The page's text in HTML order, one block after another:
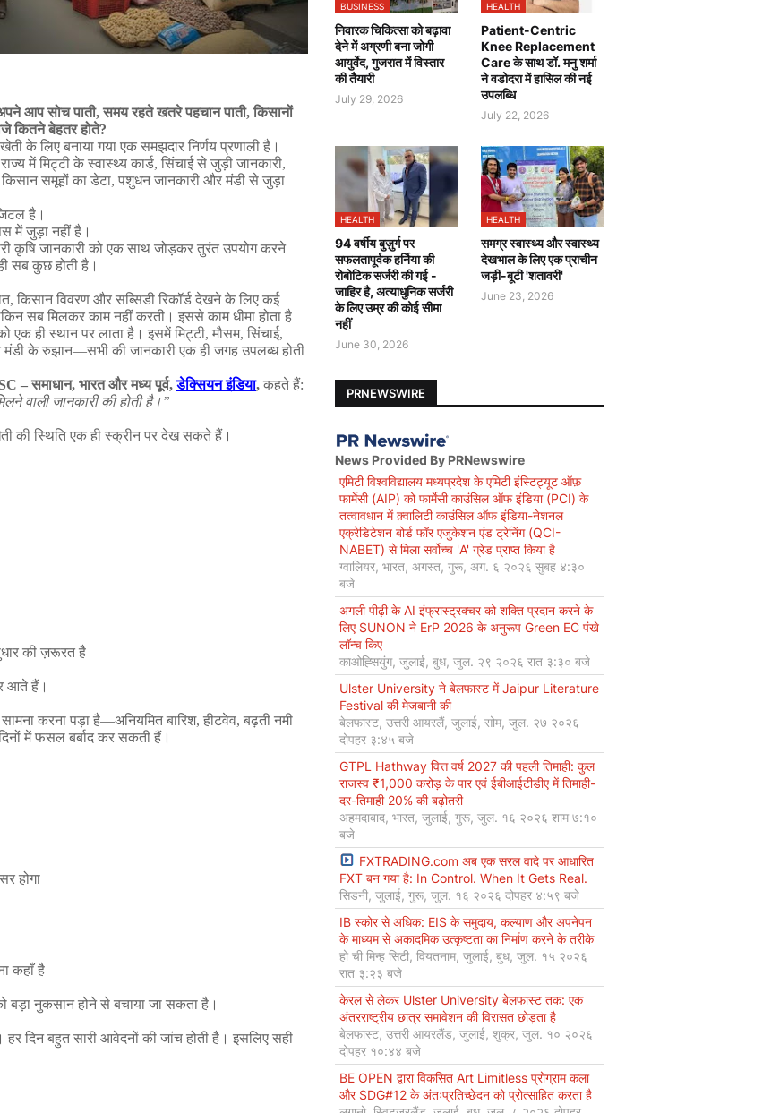
आप सोच पाती,समय रहते खतरे पहचान पाती,किसानों
कितने बेहतर होते?
खेती के लिए बनाया गया एक समझदार निर्णय प्रणाली है।
राज्य में मिट्टी के स्वास्थ्य कार्ड, सिंचाई से जुड़ी जानकारी,
किसान समूहों का डेटा, पशुधन जानकारी और मंडी से जुड़ा
है।
में जुड़ा नहीं है।
कृषि जानकारी को एक साथ जोड़कर तुरंत उपयोग करने
सब कुछ होती है।
, किसान विवरण और सब्सिडी रिकॉर्ड देखने के लिए कई
सब मिलकर काम नहीं करती। इससे काम धीमा होता है
एक ही स्थान पर लाता है। इसमें मिट्टी, मौसम, सिंचाई,
मंडी के रुझान—सभी की जानकारी एक ही जगह उपलब्ध होती
–समाधान, भारत और मध्य पूर्व,डेक्सियन इंडिया, कहते हैं:
वाली जानकारी की होती है। ”
की स्थिति एक ही स्क्रीन पर देख सकते हैं।
की ज़रूरत है
आते हैं।
सामना करना पड़ा है—अनियमित बारिश, हीटवेव, बढ़ती नमी
में फसल बर्बाद कर सकती हैं।
होगा
कहाँ है
बड़ा नुकसान होने से बचाया जा सकता है।
हर दिन बहुत सारी आवेदनों की जांच होती है। इसलिए सही
BUSINESS
निवारक चिकित्सा को बढ़ावा
देने में अग्रणी बना जोगी
आयुर्वेद, गुजरात में विस्तार
की तैयारी
July 29, 2026
HEALTH
Patient-Centric
Knee Replacement
Care के साथ डॉ. मनु शर्मा
ने वडोदरा में हासिल की नई
उपलब्धि
July 22, 2026
HEALTH
94 वर्षीय बुज़ुर्ग पर
सफलतापूर्वक हर्निया की
रोबोटिक सर्जरी की गई -
जाहिर है, अत्याधुनिक सर्जरी
के लिए उम्र की कोई सीमा
नहीं
June 30, 2026
HEALTH
समग्र स्वास्थ्य और स्वास्थ्य
देखभाल के लिए एक प्राचीन
जड़ी-बूटी 'शतावरी'
June 23, 2026
PRNEWSWIRE
News Provided By PRNewswire
एमिटी विश्वविद्यालय मध्यप्रदेश के एमिटी इंस्टिट्यूट ऑफ़
फार्मेसी (AIP) को फार्मेसी काउंसिल ऑफ इंडिया (PCI) के
तत्वावधान में क़्वालिटी काउंसिल ऑफ इंडिया-नेशनल
एक्रेडिटेशन बोर्ड फॉर एजुकेशन एंड ट्रेनिंग (QCI-
NABET) से मिला सर्वोच्च 'A' ग्रेड प्राप्त किया है
ग्वालियर, भारत, अगस्त, गुरू, अग. ६ २०२६ सुबह ४:३०
बजे
अगली पीढ़ी के AI इंफ्रास्ट्रक्चर को शक्ति प्रदान करने के
लिए SUNON ने ErP 2026 के अनुरूप Green EC पंखे
लॉन्च किए
काओह्सियुंग, जुलाई, बुध, जुल. २९ २०२६ रात ३:३० बजे
Ulster University ने बेलफास्ट में Jaipur Literature
Festival की मेजबानी की
बेलफास्ट, उत्तरी आयरलैं, जुलाई, सोम, जुल. २७ २०२६
दोपहर ३:४५ बजे
GTPL Hathway वित्त वर्ष 2027 की पहली तिमाही: कुल
राजस्व ₹1,000 करोड़ के पार एवं ईबीआईटीडीए में तिमाही-
दर-तिमाही 20% की बढ़ोतरी
अहमदाबाद, भारत, जुलाई, गुरू, जुल. १६ २०२६ शाम ७:१०
बजे
FXTRADING.com अब एक सरल वादे पर आधारित
FXT बन गया है: In Control. When It Gets Real.
सिडनी, जुलाई, गुरू, जुल. १६ २०२६ दोपहर ४:५९ बजे
IB स्कोर से अधिक: EIS के समुदाय, कल्याण और अपनेपन
के माध्यम से अकादमिक उत्कृष्टता का निर्माण करने के तरीके
हो ची मिन्ह सिटी, वियतनाम, जुलाई, बुध, जुल. १५ २०२६
रात ३:२३ बजे
केरल से लेकर Ulster University बेलफास्ट तक: एक
अंतरराष्ट्रीय छात्र समावेशन की विरासत छोड़ता है
बेलफास्ट, उत्तरी आयरलैंड, जुलाई, शुक्र, जुल. १० २०२६
दोपहर १०:४४ बजे
BE OPEN द्वारा विकसित Art Limitless प्रोग्राम कला
और SDG#12 के अंतःप्रतिच्छेदन को प्रोत्साहित करता है